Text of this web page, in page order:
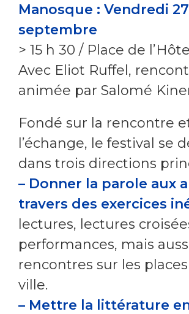
Manosque : Vendredi 27
septembre
> 15 h 30 / Place de
Avec Eliot Ruffel,
animée par Salomé
Fondé sur la rencontre
l’échange, le festival se
dans trois directions
– Donner la parole aux
travers des exercices
lectures, lectures
performances, mais
rencontres sur les
ville.
– Mettre la littérature